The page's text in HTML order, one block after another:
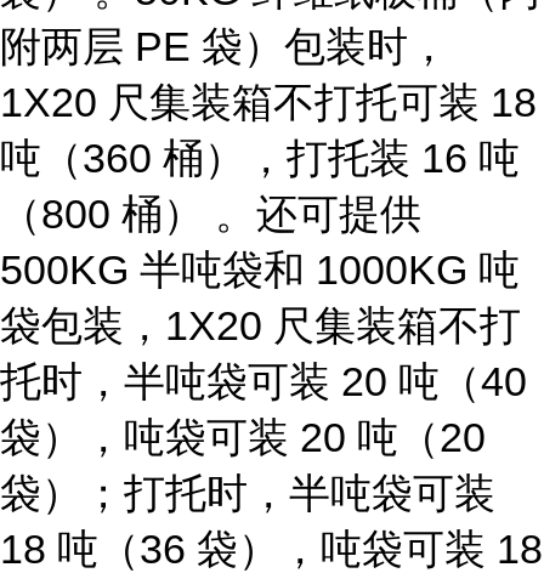
附两层 PE 袋）包装时，
1X20 尺集装箱不打托可装 18
吨（360 桶），打托装 16 吨
（800 桶） 。还可提供
500KG 半吨袋和 1000KG 吨
袋包装，1X20 尺集装箱不打
托时，半吨袋可装 20 吨（40
袋），吨袋可装 20 吨（20
袋）；打托时，半吨袋可装
18 吨（36 袋），吨袋可装 18